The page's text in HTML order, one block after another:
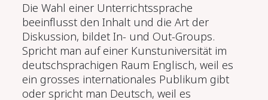
Die Wahl einer Unterrichtssprache
beeinflusst den Inhalt und die Art der
Diskussion, bildet In- und Out-Groups.
Spricht man auf einer Kunstuniversität im
deutschsprachigen Raum Englisch, weil es
ein grosses internationales Publikum gibt
oder spricht man Deutsch, weil es